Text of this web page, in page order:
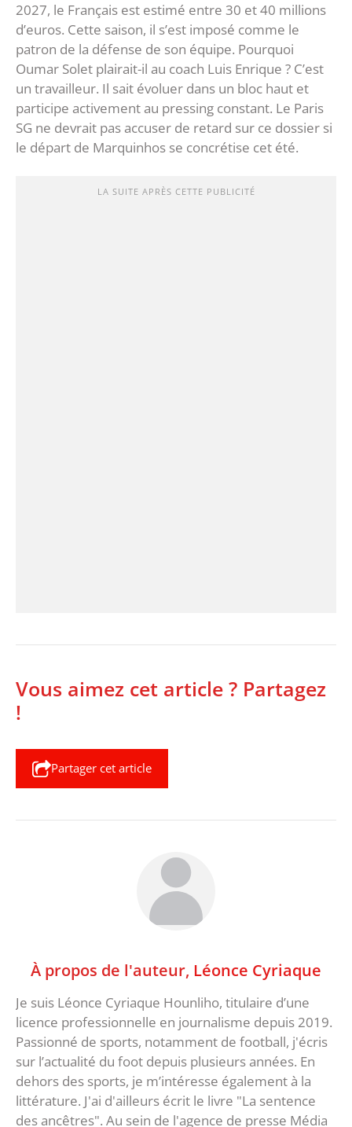
2027, le Français est estimé entre 30 et 40 millions
d’euros. Cette saison, il s’est imposé comme le
patron de la défense de son équipe. Pourquoi
Oumar Solet plairait-il au coach Luis Enrique ? C’est
un travailleur. Il sait évoluer dans un bloc haut et
participe activement au pressing constant. Le Paris
SG ne devrait pas accuser de retard sur ce dossier si
le départ de Marquinhos se concrétise cet été.
LA SUITE APRÈS CETTE PUBLICITÉ
Vous aimez cet article ? Partagez
!
Partager cet article
À propos de l'auteur, Léonce Cyriaque
Je suis Léonce Cyriaque Hounliho, titulaire d’une
licence professionnelle en journalisme depuis 2019.
Passionné de sports, notamment de football, j'écris
sur l’actualité du foot depuis plusieurs années. En
dehors des sports, je m’intéresse également à la
littérature. J'ai d'ailleurs écrit le livre "La sentence
des ancêtres". Au sein de l'agence de presse Média